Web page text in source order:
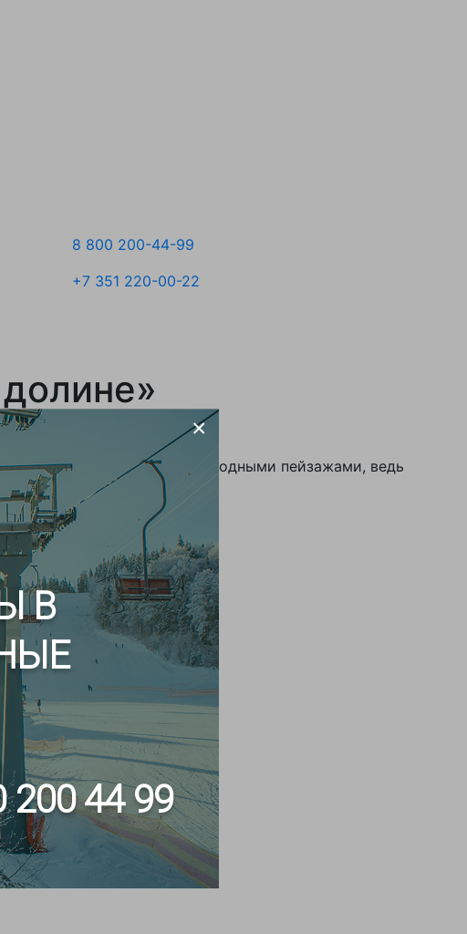
8 800 200-44-99
+7 351 220-00-22
но и полюбоваться природными пейзажами, ведь
В
200 44 99
×